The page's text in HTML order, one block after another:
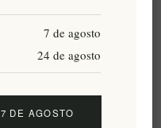
7 de agosto
24 de agosto
DE AGOSTO